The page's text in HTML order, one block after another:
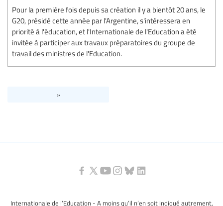
Pour la première fois depuis sa création il y a bientôt 20 ans, le
G20, présidé cette année par l'Argentine, s'intéressera en
priorité à l'éducation, et l'Internationale de l'Education a été
invitée à participer aux travaux préparatoires du groupe de
travail des ministres de l'Education.
»
Internationale de l’Education - A moins qu’il n’en soit indiqué autrement,